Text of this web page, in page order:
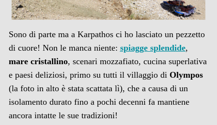
Sono di parte ma a Karpathos ci ho lasciato un pezzetto
di cuore! Non le manca niente: spiagge splendide,
mare cristallino, scenari mozzafiato, cucina superlativa
e paesi deliziosi, primo su tutti il villaggio di Olympos
(la foto in alto è stata scattata lì), che a causa di un
isolamento durato fino a pochi decenni fa mantiene
ancora intatte le sue tradizioni!